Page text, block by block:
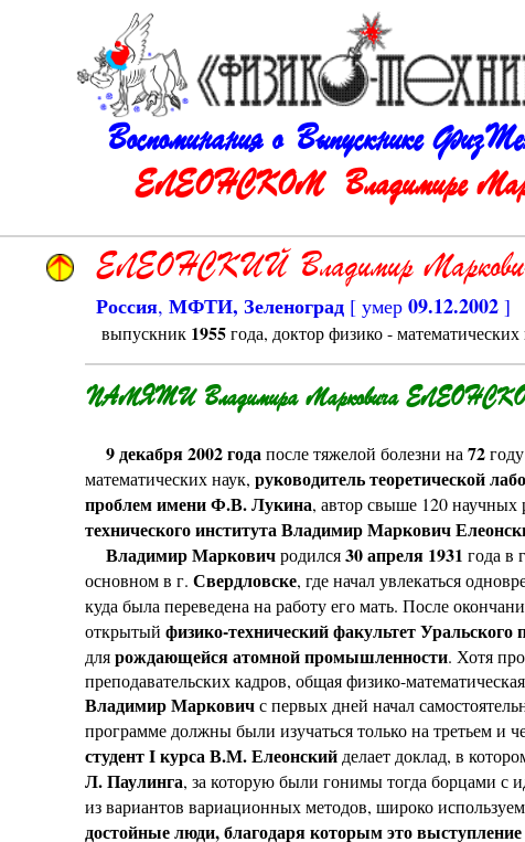
Воспоминания о Выпускнике
ЕЛЕОНСКОМ Владимире
ЕЛЕОНСКИЙ Владимир
Россия, МФТИ, Зеленоград [ умер 09.12.2002]
выпускник1955года, доктор физико -
ПАМЯТИ Владимира Марковича
9 декабря 2002 года после тяжелой болезни на 72
математических наук, руководитель теоретической
проблем имени Ф.В. Лукина, автор свыше 120 научных
технического института Владимир Маркович
Владимир Марковичродился30 апреля 1931 года в
основном в г. Свердловске, где начал увлекаться
куда была переведена на работу его мать. После
открытый физико-технический факультет Уральского
длярождающейся атомной промышленности. Хотя
преподавательских кадров, общая физико-
Владимир Марковичс первых дней начал
программе должны были изучаться только на третьем и
студент I курса В.М. Елеонскийделает доклад, в
Л. Паулинга, за которую были гонимы тогда борцами с
из вариантов вариационных методов, широко
достойные люди, благодаря которым это